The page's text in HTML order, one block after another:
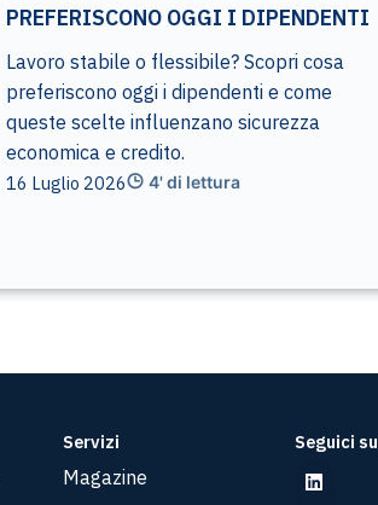
PREFERISCONO OGGI I DIPENDENTI
Lavoro stabile o flessibile? Scopri cosa
preferiscono oggi i dipendenti e come
queste scelte influenzano sicurezza
economica e credito.
16 Luglio 2026 4' di lettura
Servizi
Magazine
Seguici su